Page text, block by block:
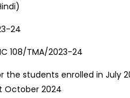
2023-24
in July 2023-
October 2024